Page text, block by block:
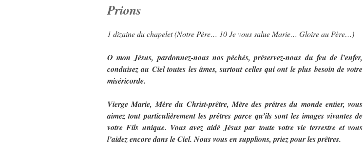
Prions
1 dizaine du chapelet (Notre Père… 10 Je vous salue Marie… Gloire au Père…)
O mon Jésus, pardonnez-nous nos péchés, préservez-nous du feu de l’enfer,
conduisez au Ciel toutes les âmes, surtout celles qui ont le plus besoin de votre
miséricorde.
Vierge Marie, Mère du Christ-prêtre, Mère des prêtres du monde entier, vous
aimez tout particulièrement les prêtres parce qu’ils sont les images vivantes de
votre Fils unique. Vous avez aidé Jésus par toute votre vie terrestre et vous
l’aidez encore dans le Ciel. Nous vous en supplions, priez pour les prêtres.